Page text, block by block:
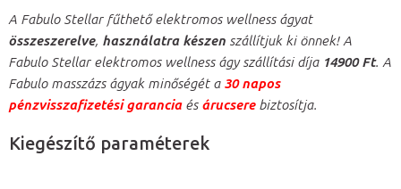
A Fabulo Stellar fűthető elektromos wellness ágyat
összeszerelve, használatra készen szállítjuk ki önnek! A
Fabulo Stellar elektromos wellness ágy szállítási díja 14900 Ft. A
Fabulo masszázs ágyak minőségét a 30 napos
pénzvisszafizetési garancia és árucsere biztosítja.
Kiegészítő paraméterek